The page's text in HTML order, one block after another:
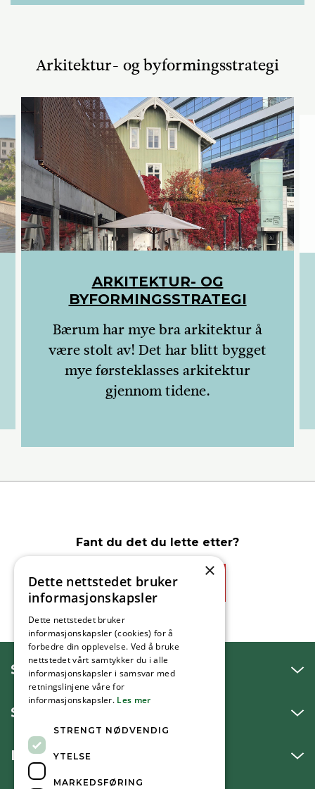
Arkitektur- og byformingsstrategi
ARKITEKTUR- OG
BYFORMINGSSTRATEGI
Bærum har mye bra arkitektur å
være stolt av! Det har blitt bygget
mye førsteklasses arkitektur
gjennom tidene.
Fant du det du lette etter?
Ja
SNAKK MED OSS
SKRIV TIL OSS
BESØK OSS
×
Dette nettstedet bruker
informasjonskapsler
Dette nettstedet bruker
informasjonskapsler (cookies) for å
forbedre din opplevelse. Ved å bruke
nettstedet vårt samtykker du i alle
informasjonskapsler i samsvar med
retningslinjene våre for
informasjonskapsler. Les mer
STRENGT NØDVENDIG
YTELSE
MARKEDSFØRING